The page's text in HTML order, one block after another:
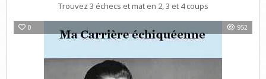
Trouvez 3 échecs et mat en 2, 3 et 4 coups
0 952